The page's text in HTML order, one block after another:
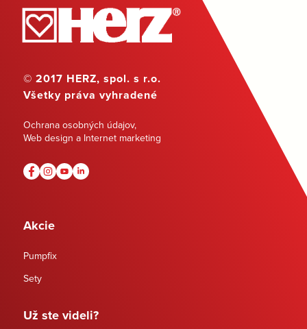
© 2017 HERZ, spol. s r.o.
Všetky práva vyhradené
Ochrana osobných údajov,
Web design a Internet marketing
Akcie
Pumpfix
Sety
Už ste videli?